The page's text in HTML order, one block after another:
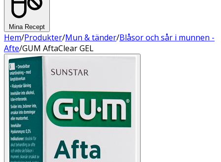
Mina Recept
Hem/Produkter/Mun & tänder/Blåsor och sår i munnen -
Afte/GUM AftaClear GEL